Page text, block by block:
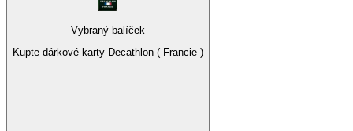
Vybraný balíček
Kupte dárkové karty Decathlon ( Francie )